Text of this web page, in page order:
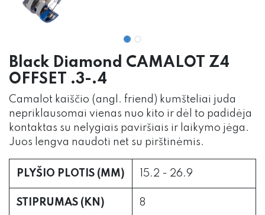
Black Diamond CAMALOT Z4
OFFSET .3-.4
Camalot kaiščio (angl. friend) kumšteliai juda
nepriklausomai vienas nuo kito ir dėl to padidėja
kontaktas su nelygiais paviršiais ir laikymo jėga.
Juos lengva naudoti net su pirštinėmis.
PLYŠIO PLOTIS (MM) 15.2 - 26.9
STIPRUMAS (KN) 8